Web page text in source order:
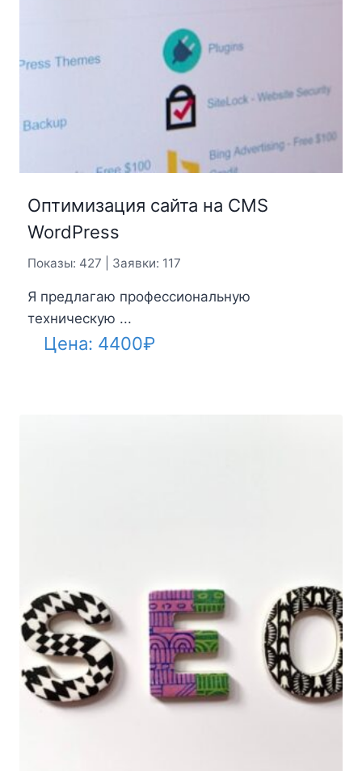
Оптимизация сайта на CMS
WordPress
Показы: 427 | Заявки: 117
Я предлагаю профессиональную
техническую ...
Цена: 4400₽